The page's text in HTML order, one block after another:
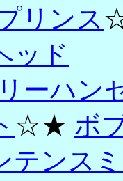
リンス
ッド
ーハン
☆★ ボ
テンス